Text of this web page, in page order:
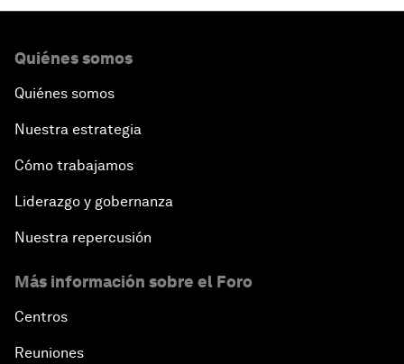
Quiénes somos
Quiénes somos
Nuestra estrategia
Cómo trabajamos
Liderazgo y gobernanza
Nuestra repercusión
Más información sobre el Foro
Centros
Reuniones